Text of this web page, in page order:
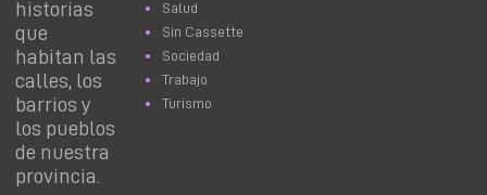
historias
que
habitan las
calles, los
barrios y
los pueblos
de nuestra
provincia.
Salud
Sin Cassette
Sociedad
Trabajo
Turismo